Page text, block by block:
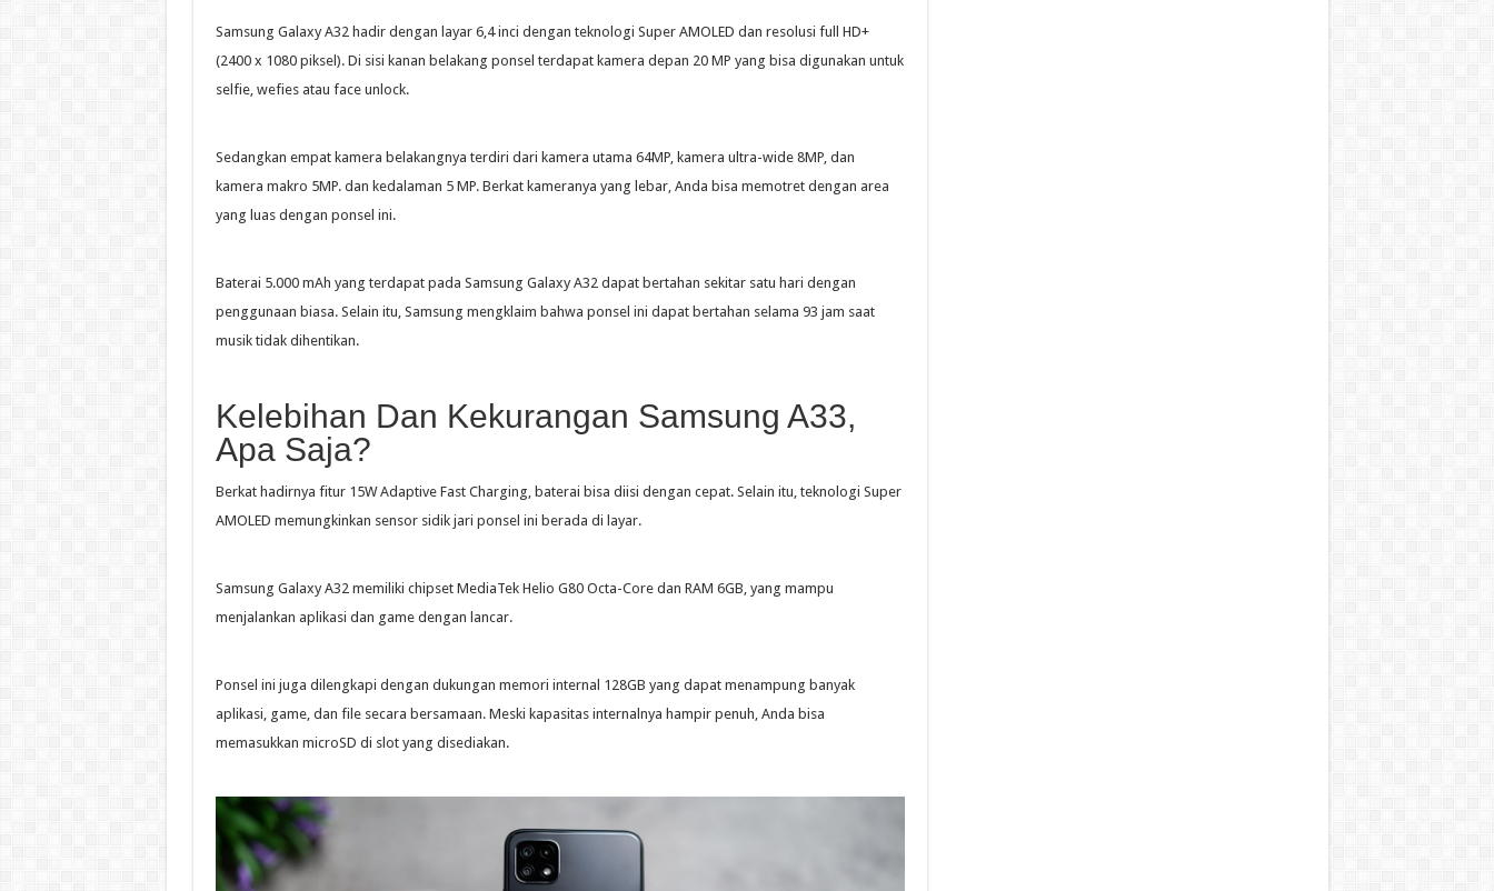
Samsung Galaxy A32 hadir dengan layar 6,4 inci dengan teknologi Super AMOLED dan resolusi full HD+
(2400 x 1080 piksel). Di sisi kanan belakang ponsel terdapat kamera depan 20 MP yang bisa digunakan untuk
selfie, wefies atau face unlock.
Sedangkan empat kamera belakangnya terdiri dari kamera utama 64MP, kamera ultra-wide 8MP, dan
kamera makro 5MP. dan kedalaman 5 MP. Berkat kameranya yang lebar, Anda bisa memotret dengan area
yang luas dengan ponsel ini.
Baterai 5.000 mAh yang terdapat pada Samsung Galaxy A32 dapat bertahan sekitar satu hari dengan
penggunaan biasa. Selain itu, Samsung mengklaim bahwa ponsel ini dapat bertahan selama 93 jam saat
musik tidak dihentikan.
Kelebihan Dan Kekurangan Samsung A33,
Apa Saja?
Berkat hadirnya fitur 15W Adaptive Fast Charging, baterai bisa diisi dengan cepat. Selain itu, teknologi Super
AMOLED memungkinkan sensor sidik jari ponsel ini berada di layar.
Samsung Galaxy A32 memiliki chipset MediaTek Helio G80 Octa-Core dan RAM 6GB, yang mampu
menjalankan aplikasi dan game dengan lancar.
Ponsel ini juga dilengkapi dengan dukungan memori internal 128GB yang dapat menampung banyak
aplikasi, game, dan file secara bersamaan. Meski kapasitas internalnya hampir penuh, Anda bisa
memasukkan microSD di slot yang disediakan.